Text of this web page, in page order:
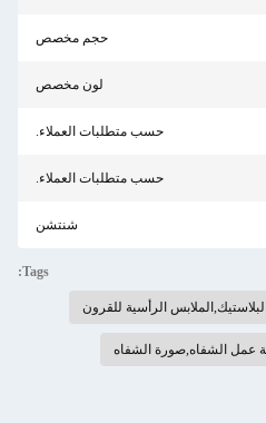
حجم مخصص
لون مخصص
حسب متطلبات العملاء.
حسب متطلبات العملاء.
شنتشن
Tags:
الرأسية للقرون
عمل الشفاه,صورة الشفاه